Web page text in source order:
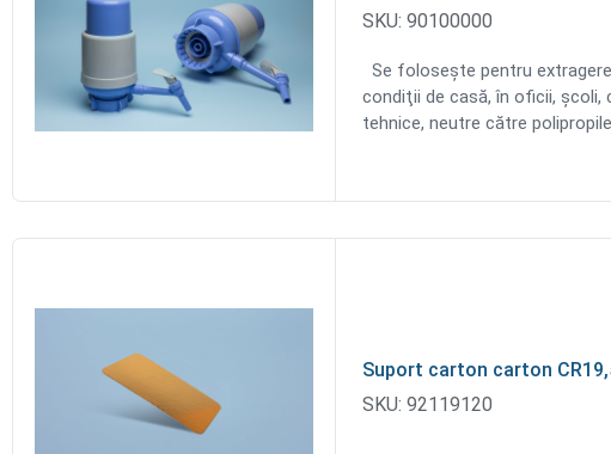
SKU: 90100000
Se foloseşte pentru
condiţii de casă, în oficii,
tehnice, neutre către
Suport carton carton
SKU: 92119120